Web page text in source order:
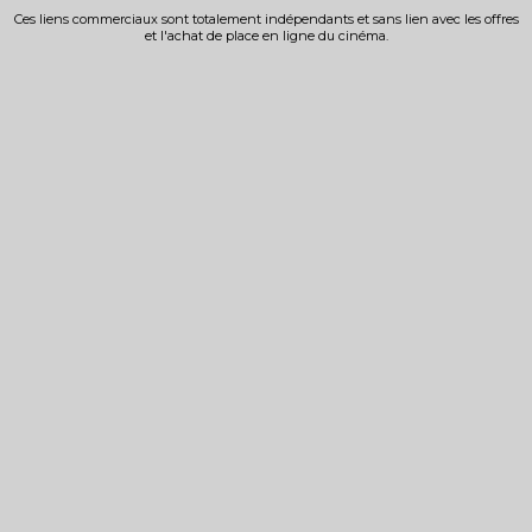
Ces liens commerciaux sont totalement indépendants et sans lien avec les offres
et l'achat de place en ligne du cinéma.